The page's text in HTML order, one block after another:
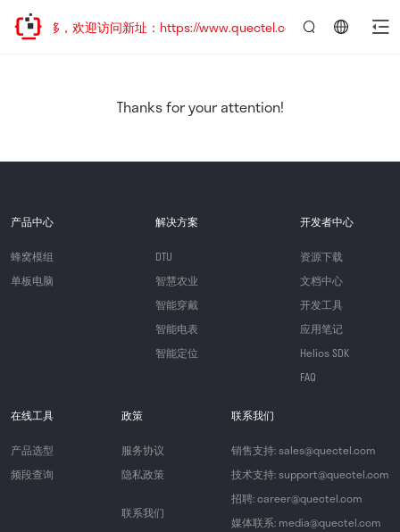
址已迁移，欢迎访问新址：https://www.quectel.com.cn
Thanks for your attention!
产品中心
蜂窝模组
单板电脑
解决方案
DTU
智慧农业
智能穿戴
智能电表
智能定位
开发者中心
资源下载
文档中心
开发工具
应用笔记
Helios SDK
FAQ
在线工具
产品选型
频段查询
政策
服务协议
隐私政策
联系我们
联系我们
销售支持: sales@quectel.com
技术支持: support@quectel.com
招聘: career@quectel.com
媒体联系: media@quectel.com